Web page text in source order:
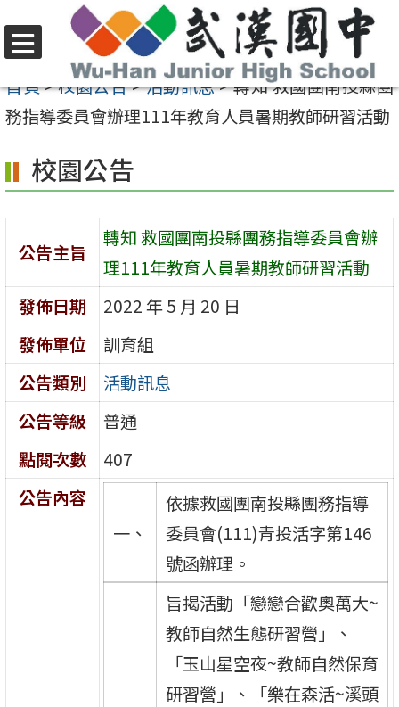
至
要
容
區
選
單
首頁>校園公告>活動訊息>轉知 救國團南投縣團
務指導委員會辦理111年教育人員暑期教師研習活動
校園公告
公告主旨
轉知 救國團南投縣團務指導委員會辦
理111年教育人員暑期教師研習活動
發佈日期
2022 年 5 月 20 日
發佈單位
訓育組
公告類別
活動訊息
公告等級
普通
點閱次數
407
公告內容
一、
依據救國團南投縣團務指導
委員會(111)青投活字第146
號函辦理。
旨揭活動「戀戀合歡奧萬大~
教師自然生態研習營」、
「玉山星空夜~教師自然保育
研習營」、「樂在森活~溪頭